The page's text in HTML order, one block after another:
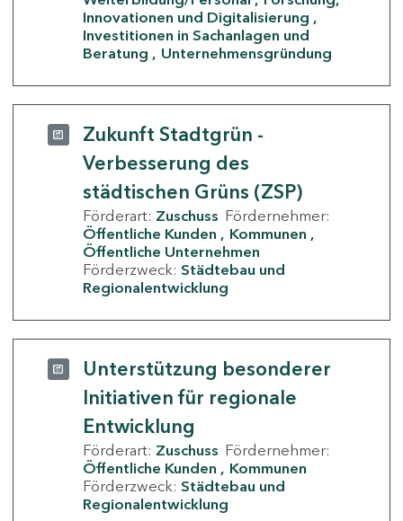
Innovationen und Digitalisierung
Investitionen in Sachanlagen und
Beratung
Unternehmensgründung
Zukunft Stadtgrün -
Verbesserung des
städtischen Grüns (ZSP)
Förderart: Zuschuss Fördernehmer:
Öffentliche Kunden
Kommunen
Öffentliche Unternehmen
Förderzweck: Städtebau und
Regionalentwicklung
Unterstützung besonderer
Initiativen für regionale
Entwicklung
Förderart: Zuschuss Fördernehmer:
Öffentliche Kunden
Kommunen
Förderzweck: Städtebau und
Regionalentwicklung